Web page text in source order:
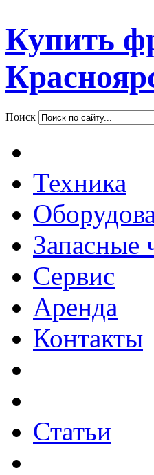
Купить
Поиск
Техника
Запасные
Сервис
Аренда
Контакты
Статьи